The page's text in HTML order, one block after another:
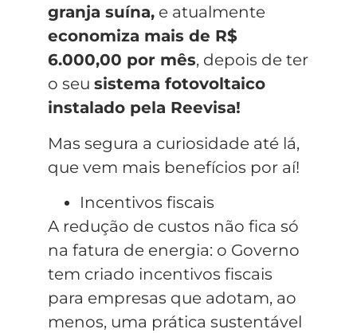
granja suína, e atualmente
economiza mais de R$
6.000,00 por mês, depois de ter
o seu sistema fotovoltaico
instalado pela Reevisa!
Mas segura a curiosidade até lá,
que vem mais benefícios por aí!
Incentivos fiscais
A redução de custos não fica só
na fatura de energia: o Governo
tem criado incentivos fiscais
para empresas que adotam, ao
menos, uma prática sustentável